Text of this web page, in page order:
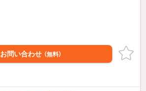
お問い合わせ （無料）